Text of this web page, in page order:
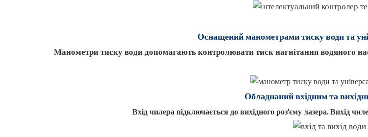
Оснащений манометрами тиску води та
Манометри тиску води допомагають контролювати тиск нагнітання водяного
Обладнаний вхідним та
Вхід чилера підключається до вихідного роз'єму лазера. Вихід